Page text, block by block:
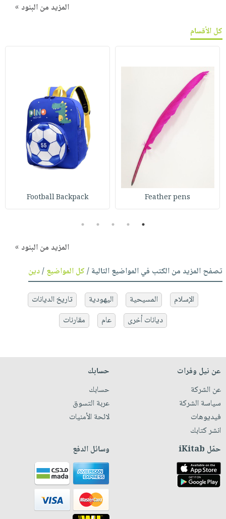
المزيد من البنود »
كل الأقسام
Feather pens
Football Backpack
1
2
3
4
5
المزيد من البنود »
تصفح المزيد من الكتب في المواضيع التالية /كل المواضيع/دين
الإسلام المسيحية اليهودية
تاريخ الديانات
ديانات أخرى
عام مقارنات
عن نيل وفرات
عن الشركة
سياسة الشركة
فيديوهات
انشر كتابك
حسابك
حسابك
عربة التسوق
لائحة الأمنيات
حمّل iKitab وسائل الدفع